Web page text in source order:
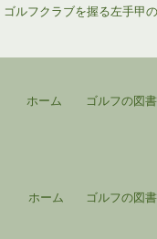
ゴルフクラブを握る左手甲
ホーム ゴルフの図
ホーム ゴルフの図